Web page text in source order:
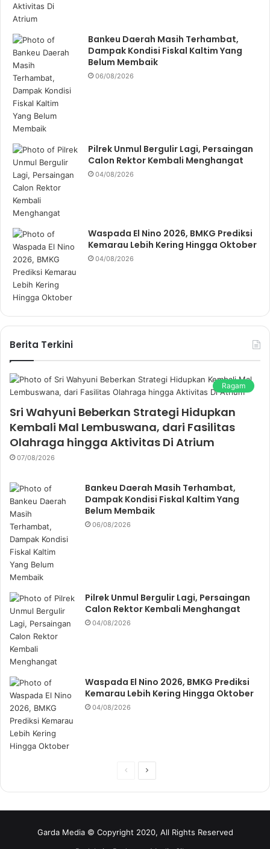
Bankeu Daerah Masih Terhambat,
Dampak Kondisi Fiskal Kaltim Yang
Belum Membaik
06/08/2026
Pilrek Unmul Bergulir Lagi, Persaingan
Calon Rektor Kembali Menghangat
04/08/2026
Waspada El Nino 2026, BMKG Prediksi
Kemarau Lebih Kering Hingga Oktober
04/08/2026
Berita Terkini
Ragam
Sri Wahyuni Beberkan Strategi Hidupkan
Kembali Mal Lembuswana, dari Fasilitas
Olahraga hingga Aktivitas Di Atrium
07/08/2026
Bankeu Daerah Masih Terhambat,
Dampak Kondisi Fiskal Kaltim Yang
Belum Membaik
06/08/2026
Pilrek Unmul Bergulir Lagi, Persaingan
Calon Rektor Kembali Menghangat
04/08/2026
Waspada El Nino 2026, BMKG Prediksi
Kemarau Lebih Kering Hingga Oktober
04/08/2026
i
p
Garda Media © Copyright 2020, All Rights Reserved